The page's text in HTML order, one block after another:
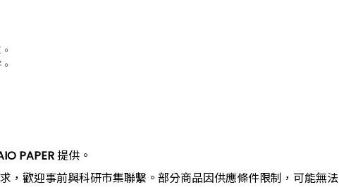
PAPER提供。
，歡迎事前與科研市集聯繫。部分商品因供應條件限制，可能無法